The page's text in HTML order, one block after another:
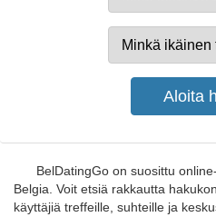
BelDatingGo on suosittu
Belgia. Voit etsiä rakkautta
käyttäjiä treffeille, suhteille ja